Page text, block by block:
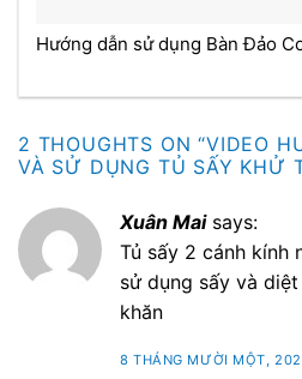
Hướng dẫn sử dụng Bàn Đảo
2 THOUGHTS ON “VIDEO
VÀ SỬ DỤNG TỦ SẤY KHỬ
Xuân Mai says:
Tủ sấy 2 cánh kính
sử dụng sấy và
khăn
8 THÁNG MƯỜI MỘT,